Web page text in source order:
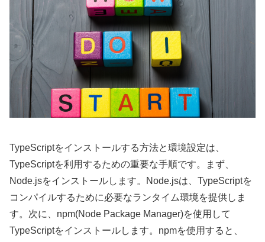
TypeScriptをインストールする方法と環境設定は、
TypeScriptを利用するための重要な手順です。まず、
Node.jsをインストールします。Node.jsは、TypeScriptを
コンパイルするために必要なランタイム環境を提供しま
す。次に、npm(Node Package Manager)を使用して
TypeScriptをインストールします。npmを使用すると、